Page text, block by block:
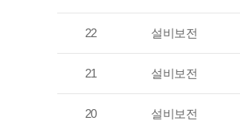
22 설비보전
21 설비보전
20 설비보전